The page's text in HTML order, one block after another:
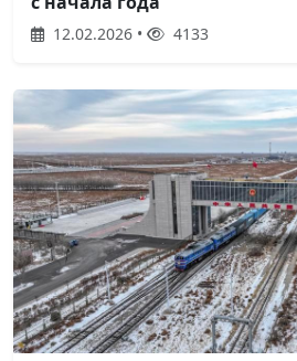
12.02.2026 • 4133